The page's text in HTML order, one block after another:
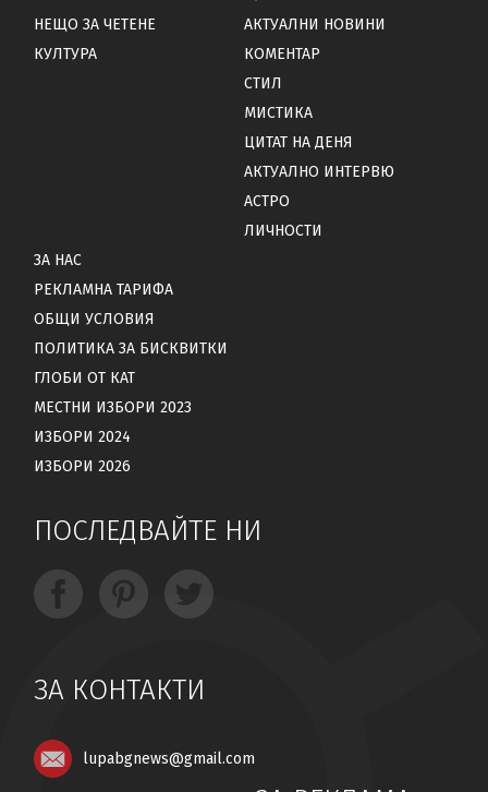
НЕЩО ЗА ЧЕТЕНЕ
КУЛТУРА
АКТУАЛНИ НОВИНИ
КОМЕНТАР
СТИЛ
МИСТИКА
ЦИТАТ НА ДЕНЯ
АКТУАЛНО ИНТЕРВЮ
АСТРО
ЛИЧНОСТИ
ЗА НАС
РЕКЛАМНА ТАРИФА
ОБЩИ УСЛОВИЯ
ПОЛИТИКА ЗА БИСКВИТКИ
ГЛОБИ ОТ КАТ
МЕСТНИ ИЗБОРИ 2023
ИЗБОРИ 2024
ИЗБОРИ 2026
ПОСЛЕДВАЙТЕ НИ
ЗА КОНТАКТИ
lupabgnews@gmail.com